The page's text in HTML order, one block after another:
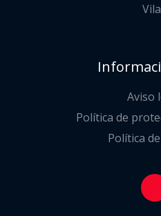
Aviso
Política de
Política